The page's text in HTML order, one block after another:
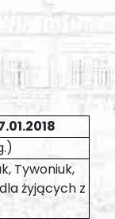
Tywoniuk,
żyjących z